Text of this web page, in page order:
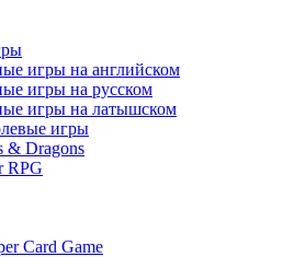
игры на английском
игры на русском
игры на латышском
игры
& Dragons
RPG
Card Game